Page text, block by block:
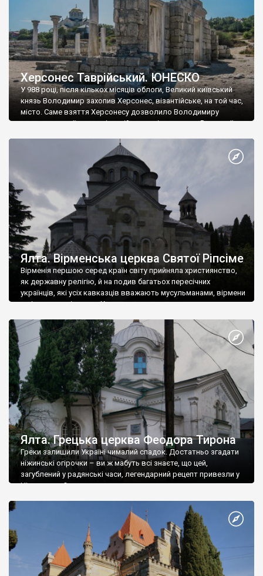
Херсонес Таврійський. ЮНЕСКО
У 988 році, після кількох місяців облоги, Великий київський
князь Володимир захопив Херсонес, візантійське, на той час,
місто. Саме взяття Херсонесу дозволило Володимиру
диктувати свої умови візантійському імператору Василю ІІ, та
Херсонесі Володимир-язичник, став Василем-християнином.
А потім було Хрещення Русі. На честь Херсонесу Таврійського
Ялта. Вірменська церква Святої Ріпсіме
Вірменія першою серед країн світу прийняла християнство,
як державну релігію, й на подив багатьох пересічних
українців, які усіх кавказців вважають мусульманами, вірмени
є відданими вірянами Христа
Ялта. Грецька церква Феодора Тирона
Греки залишили Україні чималий спадок. Достатньо згадати
ніжинські огірочки – ви ж мабуть всі знаєте, що цей,
загублений у радянські часи, легендарний рецепт привезли у
Ніжин греки?